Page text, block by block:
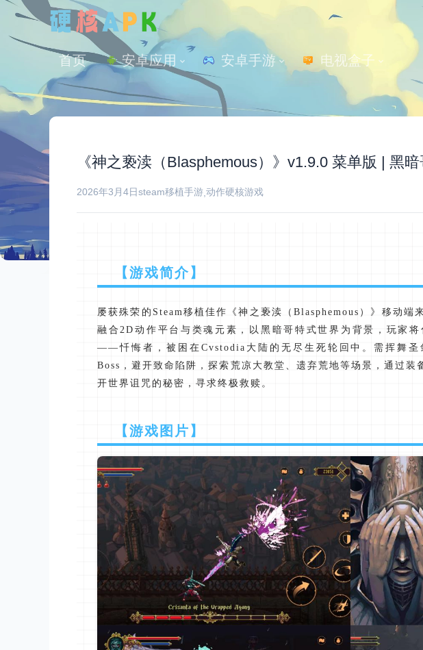
首页 安卓应用 安卓手游 电视盒子
《神之亵渎（Blasphemous）》v1.9.0 菜单版 | 黑
2026年3月4日steam移植手游 动作硬核游戏
【游戏简介】
屡获殊荣的Steam移植佳作《神之亵渎（Blasphemous）》移动端
融合2D动作平台与类魂元素，以黑暗哥特式世界为背景，玩家
——忏悔者，被困在Cvstodia大陆的无尽生死轮回中。需挥舞圣
Boss，避开致命陷阱，探索荒凉大教堂、遗弃荒地等场景，通过装
开世界诅咒的秘密，寻求终极救赎。
【游戏图片】